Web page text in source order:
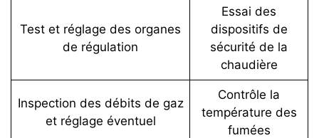
Test et réglage des organes
de régulation
Essai des
dispositifs de
sécurité de la
chaudière
Inspection des débits de gaz
et réglage éventuel
Contrôle la
température des
fumées